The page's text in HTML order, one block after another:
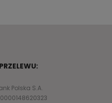
Polska S.A.